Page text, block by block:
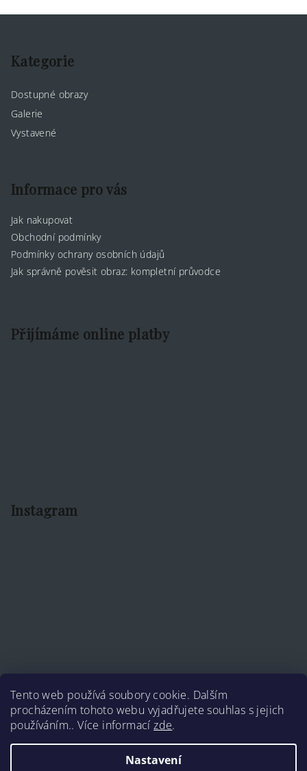
Tento web používá soubory cookie. Dalším
procházením tohoto webu vyjadřujete souhlas s jejich
používáním.. Více informacízde.
Nastavení
Kategorie
Dostupné obrazy
Galerie
Vystavené
Informace pro vás
Jak nakupovat
Obchodní podmínky
Podmínky ochrany osobních údajů
Jak správně pověsit obraz: kompletní průvodce
Přijímáme online platby
Instagram
Sledovat na Instagramu